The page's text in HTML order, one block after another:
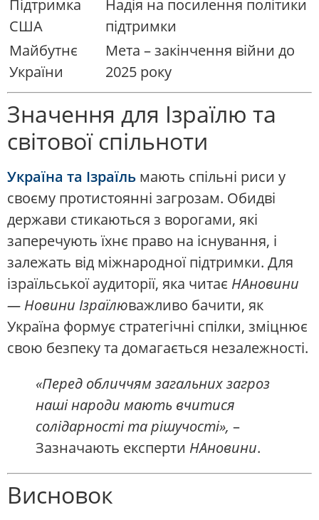
Підтримка
США
Надія на посилення політики
підтримки
Майбутнє
України
Мета – закінчення війни до
2025 року
Значення для Ізраїлю та
світової спільноти
Україна та Ізраїль мають спільні риси у
своєму протистоянні загрозам. Обидві
держави стикаються з ворогами, які
заперечують їхнє право на існування, і
залежать від міжнародної підтримки. Для
ізраїльської аудиторії, яка читає НАновини
— Новини Ізраїлюважливо бачити, як
Україна формує стратегічні спілки, зміцнює
свою безпеку та домагається незалежності.
«Перед обличчям загальних загроз
наші народи мають вчитися
солідарності та рішучості», –
Зазначають експерти НАновини.
Висновок